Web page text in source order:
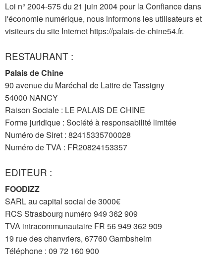
Loi n° 2004-575 du 21 juin 2004 pour la Confiance dans
l'économie numérique, nous informons les utilisateurs et
visiteurs du site Internet https://palais-de-chine54.fr.
RESTAURANT :
Palais de Chine
90 avenue du Maréchal de Lattre de Tassigny
54000 NANCY
Raison Sociale : LE PALAIS DE CHINE
Forme juridique : Société à responsabilité limitée
Numéro de Siret : 82415335700028
Numéro de TVA : FR20824153357
EDITEUR :
FOODIZZ
SARL au capital social de 3000€
RCS Strasbourg numéro 949 362 909
TVA intracommunautaire FR 56 949 362 909
19 rue des chanvriers, 67760 Gambsheim
Téléphone : 009 061 27 90